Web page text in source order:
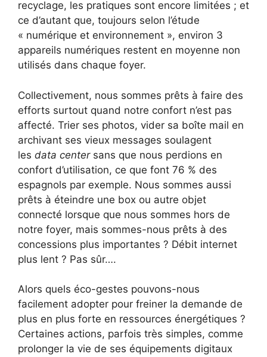
recyclage, les pratiques sont encore limitées ; et
ce d’autant que, toujours selon l’étude
« numérique et environnement », environ 3
appareils numériques restent en moyenne non
utilisés dans chaque foyer.
Collectivement, nous sommes prêts à faire des
efforts surtout quand notre confort n’est pas
affecté. Trier ses photos, vider sa boîte mail en
archivant ses vieux messages soulagent
les data centersans que nous perdions en
confort d’utilisation, ce que font 76 % des
espagnols par exemple. Nous sommes aussi
prêts à éteindre une box ou autre objet
connecté lorsque que nous sommes hors de
notre foyer, mais sommes-nous prêts à des
concessions plus importantes ? Débit internet
plus lent ? Pas sûr….
Alors quels éco-gestes pouvons-nous
facilement adopter pour freiner la demande de
plus en plus forte en ressources énergétiques ?
Certaines actions, parfois très simples, comme
prolonger la vie de ses équipements digitaux